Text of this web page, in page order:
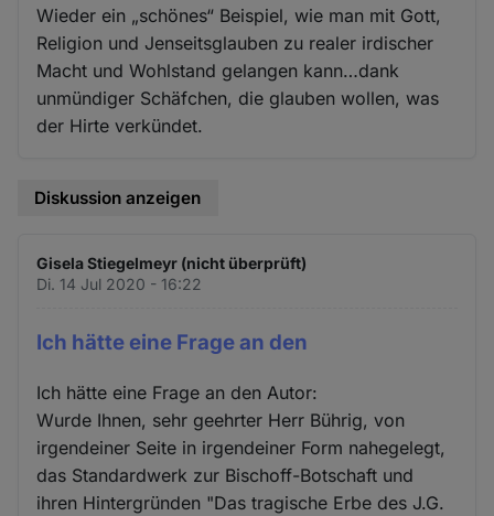
Wieder ein „schönes“ Beispiel, wie man mit Gott,
Religion und Jenseitsglauben zu realer irdischer
Macht und Wohlstand gelangen kann…dank
unmündiger Schäfchen, die glauben wollen, was
der Hirte verkündet.
Diskussion anzeigen
Gisela Stiegelmeyr (nicht überprüft)
Di. 14 Jul 2020 - 16:22
Ich hätte eine Frage an den
Ich hätte eine Frage an den Autor:
Wurde Ihnen, sehr geehrter Herr Bührig, von
irgendeiner Seite in irgendeiner Form nahegelegt,
das Standardwerk zur Bischoff-Botschaft und
ihren Hintergründen "Das tragische Erbe des J.G.